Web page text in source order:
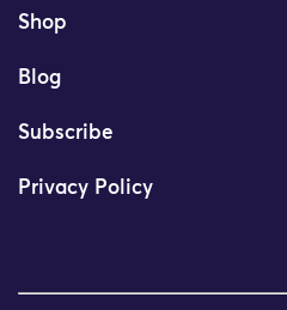
Shop
Blog
Subscribe
Privacy Policy